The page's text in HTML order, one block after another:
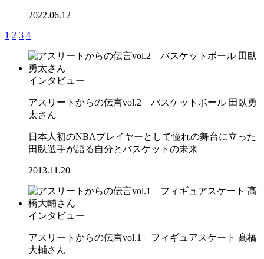
2022.06.12
1 2 3 4
インタビュー
アスリートからの伝言vol.2 バスケットボール 田臥勇
太さん
日本人初のNBAプレイヤーとして憧れの舞台に立った
田臥選手が語る自分とバスケットの未来
2013.11.20
インタビュー
アスリートからの伝言vol.1 フィギュアスケート 髙橋
大輔さん